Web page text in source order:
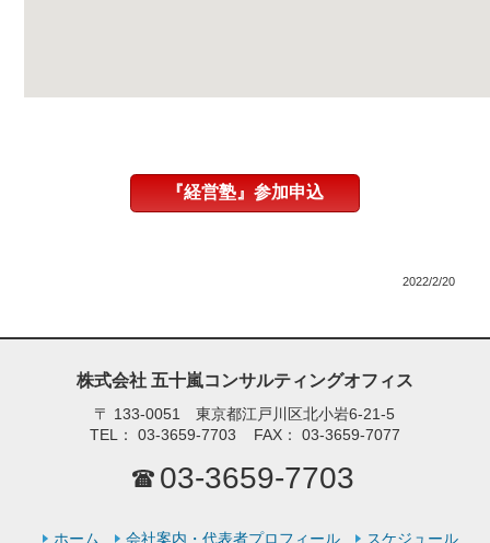
『経営塾』参加申込
2022/2/20
株式会社 五十嵐コンサルティングオフィス
〒 133-0051 東京都江戸川区北小岩6-21-5
TEL：
03-3659-7703 FAX： 03-3659-7077
03-3659-7703
ホーム 会社案内・代表者プロフィール
スケジュール